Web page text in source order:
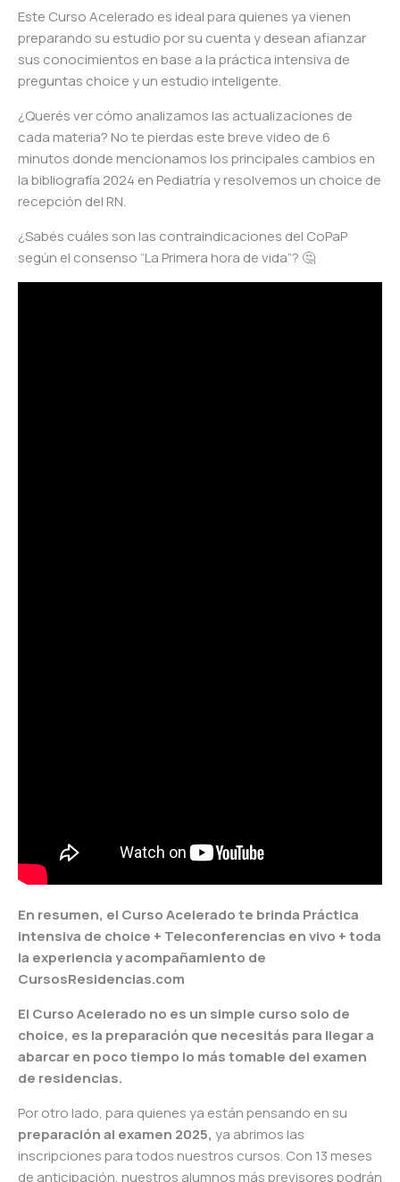
Este Curso Acelerado es ideal para quienes ya vienen
preparando su estudio por su cuenta y desean afianzar
sus conocimientos en base a la práctica intensiva de
preguntas choice y un estudio inteligente.
¿Querés ver cómo analizamos las actualizaciones de
cada materia? No te pierdas este breve video de 6
minutos donde mencionamos los principales cambios en
la bibliografía 2024 en Pediatría y resolvemos un choice de
recepción del RN.
¿Sabés cuáles son las contraindicaciones del CoPaP
según el consenso “La Primera hora de vida”? 🤔
En resumen, el Curso Acelerado te brinda Práctica
intensiva de choice + Teleconferencias en vivo + toda
la experiencia y acompañamiento de
CursosResidencias.com
El Curso Acelerado no es un simple curso solo de
choice, es la preparación que necesitás para llegar a
abarcar en poco tiempo lo más tomable del examen
de residencias.
Por otro lado, para quienes ya están pensando en su
preparación al examen 2025, ya abrimos las
inscripciones para todos nuestros cursos. Con 13 meses
de anticipación, nuestros alumnos más previsores podrán